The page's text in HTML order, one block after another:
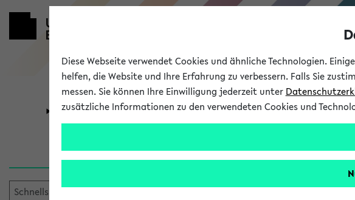
Universität Forschung Studium
Anmeldung am eKVV
Es gibt mehrere Möglichkeiten zur Anmeldung
Diese Webseite verwendet Cookies und ähnliche Technologien.
helfen, die Website und Ihre Erfahrung zu verbessern. Falls Sie
messen. Sie können Ihre Einwilligung jederzeit unter
zusätzliche Informationen zu den verwendeten Cookies und